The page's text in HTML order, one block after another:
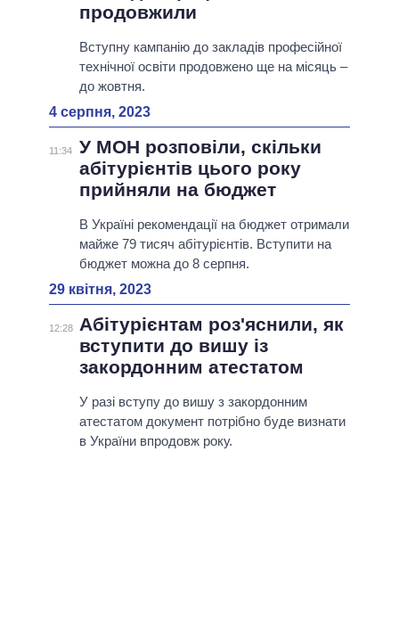
продовжили
Вступну кампанію до закладів професійної
технічної освіти продовжено ще на місяць –
до жовтня.
4 серпня, 2023
11:34
У МОН розповіли, скільки
абітурієнтів цього року
прийняли на бюджет
В Україні рекомендації на бюджет отримали
майже 79 тисяч абітурієнтів. Вступити на
бюджет можна до 8 серпня.
29 квітня, 2023
12:28
Абітурієнтам роз'яснили, як
вступити до вишу із
закордонним атестатом
У разі вступу до вишу з закордонним
атестатом документ потрібно буде визнати
в України впродовж року.